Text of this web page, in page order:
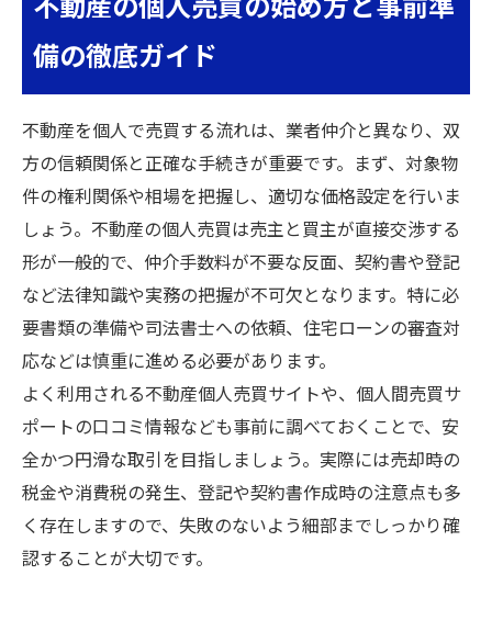
不動産の個人売買の始め方と事前準
備の徹底ガイド
不動産を個人で売買する流れは、業者仲介と異なり、双
方の信頼関係と正確な手続きが重要です。まず、対象物
件の権利関係や相場を把握し、適切な価格設定を行いま
しょう。不動産の個人売買は売主と買主が直接交渉する
形が一般的で、仲介手数料が不要な反面、契約書や登記
など法律知識や実務の把握が不可欠となります。特に必
要書類の準備や司法書士への依頼、住宅ローンの審査対
応などは慎重に進める必要があります。
よく利用される不動産個人売買サイトや、個人間売買サ
ポートの口コミ情報なども事前に調べておくことで、安
全かつ円滑な取引を目指しましょう。実際には売却時の
税金や消費税の発生、登記や契約書作成時の注意点も多
く存在しますので、失敗のないよう細部までしっかり確
認することが大切です。